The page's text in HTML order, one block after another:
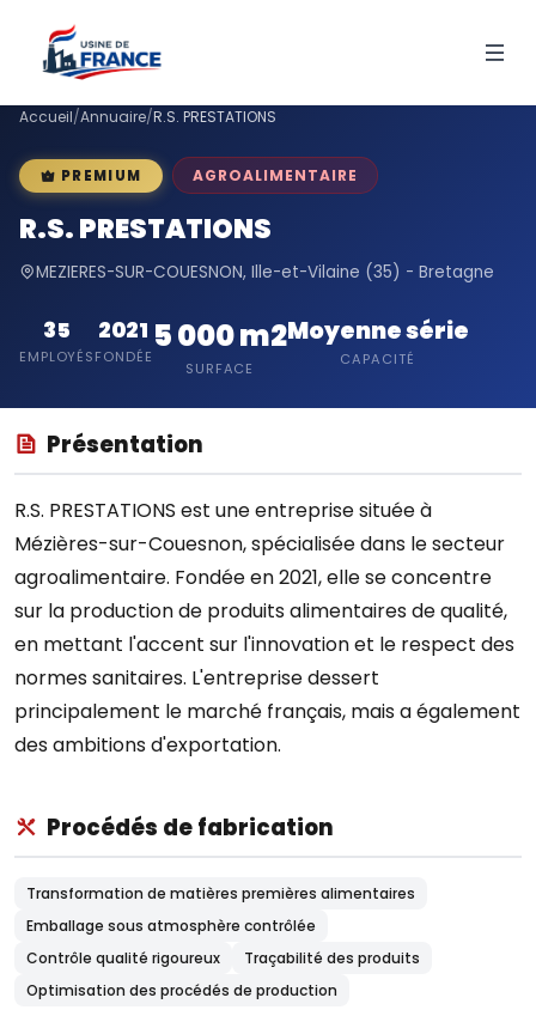
Accueil/Annuaire/R.S. PRESTATIONS
PREMIUM AGROALIMENTAIRE
R.S. PRESTATIONS
MEZIERES-SUR-COUESNON, Ille-et-Vilaine (35) - Bretagne
35
EMPLOYÉS
2021
FONDÉE
5 000 m2
SURFACE
Moyenne série
CAPACITÉ
Présentation
R.S. PRESTATIONS est une entreprise située à
Mézières-sur-Couesnon, spécialisée dans le secteur
agroalimentaire. Fondée en 2021, elle se concentre
sur la production de produits alimentaires de qualité,
en mettant l'accent sur l'innovation et le respect des
normes sanitaires. L'entreprise dessert
principalement le marché français, mais a également
des ambitions d'exportation.
Procédés de fabrication
Transformation de matières premières alimentaires
Emballage sous atmosphère contrôlée
Contrôle qualité rigoureux
Traçabilité des produits
Optimisation des procédés de production